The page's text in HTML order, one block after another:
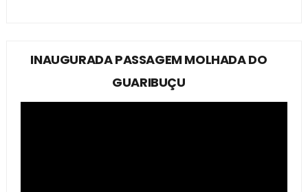
INAUGURADA PASSAGEM MOLHADA DO
GUARIBUÇU